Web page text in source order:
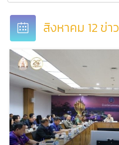
สิงหาคม 12 ข่าว